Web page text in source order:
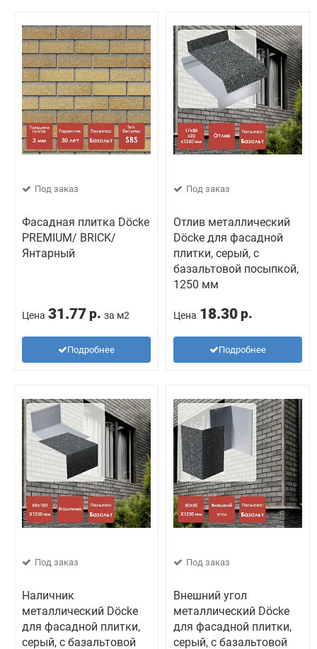
Под заказ
Фасадная плитка Döcke
PREMIUM/ BRICK/
Янтарный
Цена 31.77 р. за м2
Подробнее
Под заказ
Отлив металлический
Döcke для фасадной
плитки, серый, с
базальтовой посыпкой,
1250 мм
Цена 18.30 р.
Подробнее
Под заказ
Наличник
металлический Döcke
для фасадной плитки,
серый, с базальтовой
Под заказ
Внешний угол
металлический Döcke
для фасадной плитки,
серый, с базальтовой